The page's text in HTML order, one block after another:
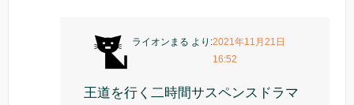
ライオンまる より:2021年11月21日
16:52
王道を行く二時間サスペンスドラマ